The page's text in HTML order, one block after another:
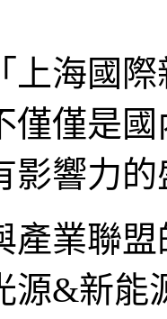
上海國
僅僅是
影響力的
產業聯
源&新